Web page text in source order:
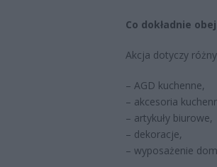
Co dokładnie
Akcja dotyczy
– AGD kuchenne,
– akcesoria
– artykuły biurowe,
– dekoracje,
– wyposażenie